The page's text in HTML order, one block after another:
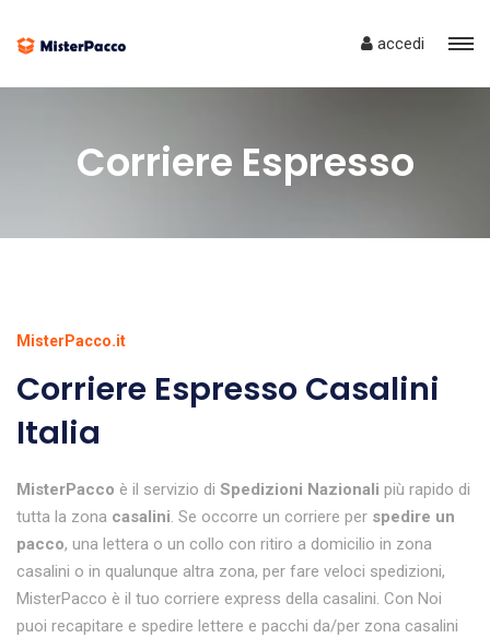
accedi
Corriere Espresso
MisterPacco.it
Corriere Espresso Casalini
Italia
MisterPacco è il servizio di Spedizioni Nazionali più rapido di
tutta la zona casalini. Se occorre un corriere per spedire un
pacco, una lettera o un collo con ritiro a domicilio in zona
casalini o in qualunque altra zona, per fare veloci spedizioni,
MisterPacco è il tuo corriere express della casalini. Con Noi
puoi recapitare e spedire lettere e pacchi da/per zona casalini